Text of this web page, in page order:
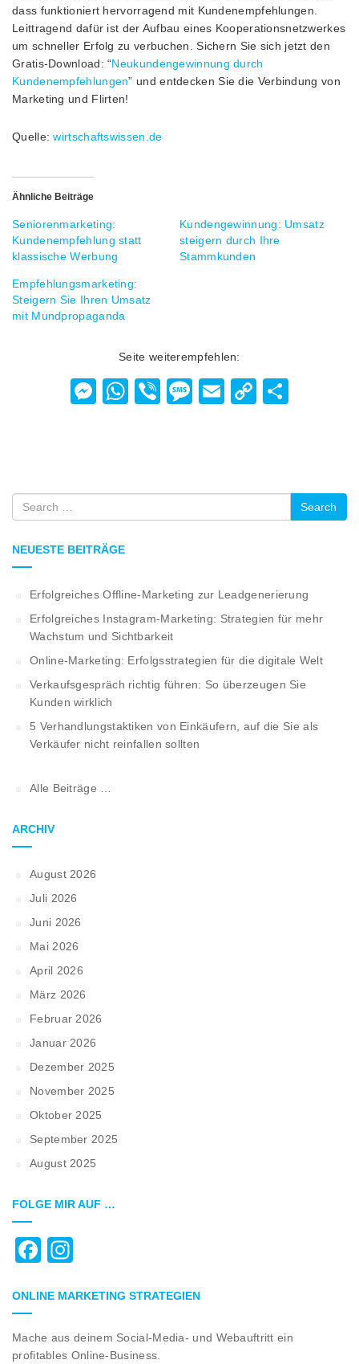
dass funktioniert hervorragend mit Kundenempfehlungen.
Leittragend dafür ist der Aufbau eines Kooperationsnetzwerkes
um schneller Erfolg zu verbuchen. Sichern Sie sich jetzt den
Gratis-Download: “Neukundengewinnung durch
Kundenempfehlungen” und entdecken Sie die Verbindung von
Marketing und Flirten!
Quelle:wirtschaftswissen.de
Ähnliche Beiträge
Seniorenmarketing:
Kundenempfehlung statt
klassische Werbung
Kundengewinnung: Umsatz
steigern durch Ihre
Stammkunden
Empfehlungsmarketing:
Steigern Sie Ihren Umsatz
mit Mundpropaganda
Seite weiterempfehlen:
Messenger
WhatsApp
ViberMessage
Email
Copy
Search
NEUESTE BEITRÄGE
Erfolgreiches Offline-Marketing zur Leadgenerierung
Erfolgreiches Instagram-Marketing: Strategien für mehr
Wachstum und Sichtbarkeit
Online-Marketing: Erfolgsstrategien für die digitale Welt
Verkaufsgespräch richtig führen: So überzeugen Sie
Kunden wirklich
5 Verhandlungstaktiken von Einkäufern, auf die Sie als
Verkäufer nicht reinfallen sollten
Alle Beiträge …
ARCHIV
August 2026
Juli 2026
Juni 2026
Mai 2026
April 2026
März 2026
Februar 2026
Januar 2026
Dezember 2025
November 2025
Oktober 2025
September 2025
August 2025
FOLGE MIR AUF …
Facebook
ONLINE MARKETING STRATEGIEN
Mache aus deinem Social-Media- und Webauftritt ein
profitables Online-Business.